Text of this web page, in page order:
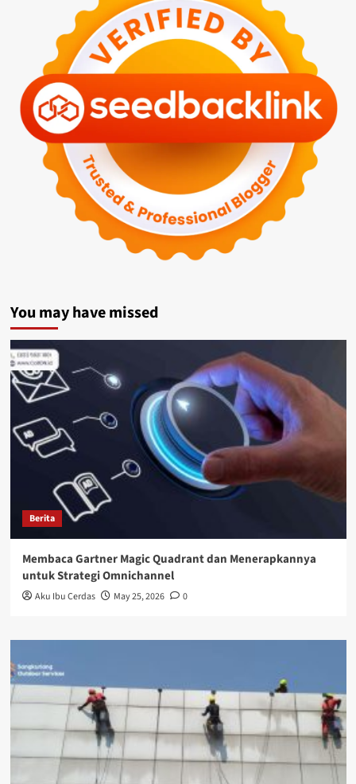
You may have missed
Berita
Membaca Gartner Magic Quadrant dan Menerapkannya
untuk Strategi Omnichannel
Aku Ibu Cerdas May 25, 2026 0